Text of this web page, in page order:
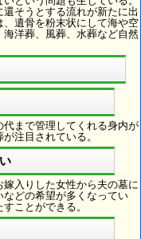
そうとする流れが新たに出
遺骨を粉末状にして海や空
海洋葬、風葬、水葬など自然
まで管理してくれる身内が
注目されている。
入りした女性から夫の墓に
どの希望が多くなってい
ことができる。